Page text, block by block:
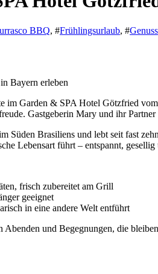
BBQ, #Frühlingsurlaub, #
Bayern erleben
im Garden & SPA Hotel Götzfried
Gastgeberin Mary und ihr
Süden Brasiliens und lebt seit fast
Lebensart führt – entspannt,
frisch zubereitet am Grill
geeignet
in eine andere Welt entführt
und Begegnungen, die